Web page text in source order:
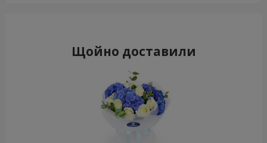
Щойно доставили